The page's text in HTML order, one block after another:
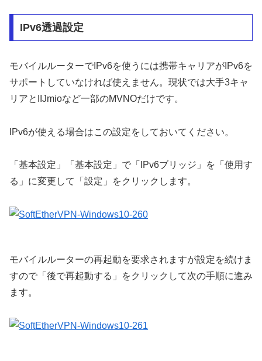
IPv6透過設定
モバイルルーターでIPv6を使うには携帯キャリアがIPv6を
サポートしていなければ使えません。現状では大手3キャ
リアとIIJmioなど一部のMVNOだけです。
IPv6が使える場合はこの設定をしておいてください。
「基本設定」「基本設定」で「IPv6ブリッジ」を「使用す
る」に変更して「設定」をクリックします。
モバイルルーターの再起動を要求されますが設定を続けま
すので「後で再起動する」をクリックして次の手順に進み
ます。